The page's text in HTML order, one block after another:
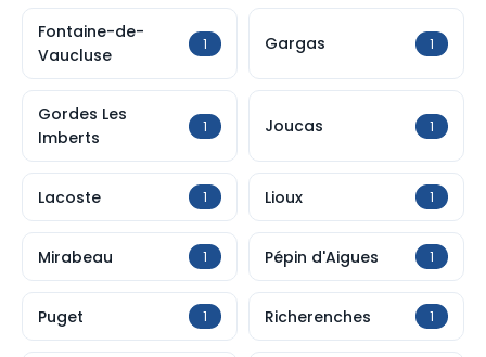
Fontaine-de-
Vaucluse
1 Gargas 1
Gordes Les
Imberts
1 Joucas 1
Lacoste 1 Lioux 1
Mirabeau 1 Pépin d'Aigues 1
Puget 1 Richerenches 1